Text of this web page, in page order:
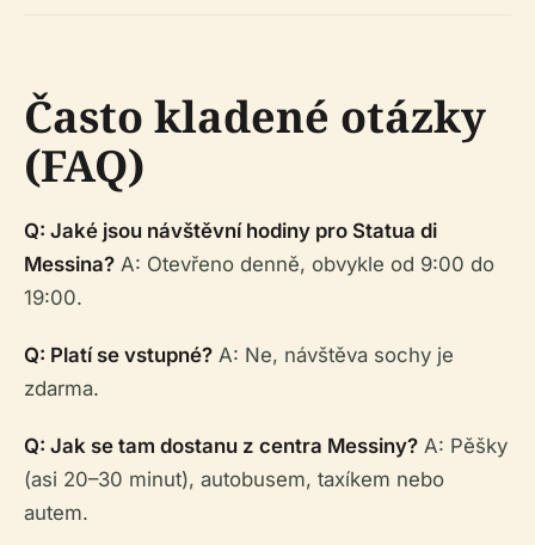
Často kladené otázky
(FAQ)
Q: Jaké jsou návštěvní hodiny pro Statua di
Messina? A: Otevřeno denně, obvykle od 9:00 do
19:00.
Q: Platí se vstupné? A: Ne, návštěva sochy je
zdarma.
Q: Jak se tam dostanu z centra Messiny? A: Pěšky
(asi 20–30 minut), autobusem, taxíkem nebo
autem.